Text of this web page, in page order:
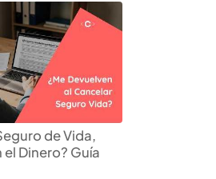
de Vida,
el Dinero? Guía